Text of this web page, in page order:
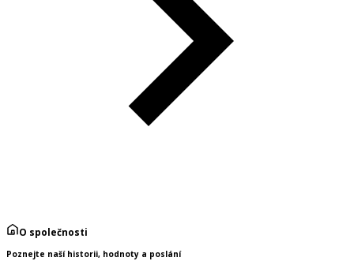
O společnosti
Poznejte naší historii, hodnoty a poslání